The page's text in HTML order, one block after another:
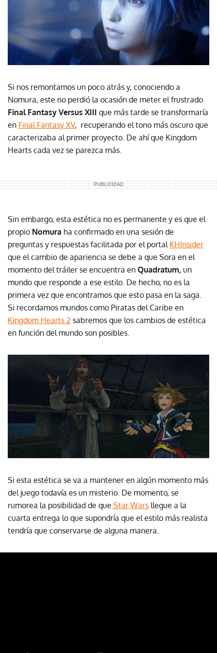
Si nos remontamos un poco atrás y, conociendo a
Nomura, este no perdió la ocasión de meter el frustrado
Final Fantasy Versus XIII que más tarde se transformaría
en Final Fantasy XV, recuperando el tono más oscuro que
caracterizaba al primer proyecto. De ahí que Kingdom
Hearts cada vez se parezca más.
Sin embargo, esta estética no es permanente y es que el
propio Nomura ha confirmado en una sesión de
preguntas y respuestas facilitada por el portal KHInsider
que el cambio de apariencia se debe a que Sora en el
momento del tráiler se encuentra en Quadratum, un
mundo que responde a ese estilo. De hecho, no es la
primera vez que encontramos que esto pasa en la saga.
Si recordamos mundos como Piratas del Caribe en
Kingdom Hearts 2 sabremos que los cambios de estética
en función del mundo son posibles.
Si esta estética se va a mantener en algún momento más
del juego todavía es un misterio. De momento, se
rumorea la posibilidad de que Star Wars llegue a la
cuarta entrega lo que supondría que el estilo más realista
tendría que conservarse de alguna manera.